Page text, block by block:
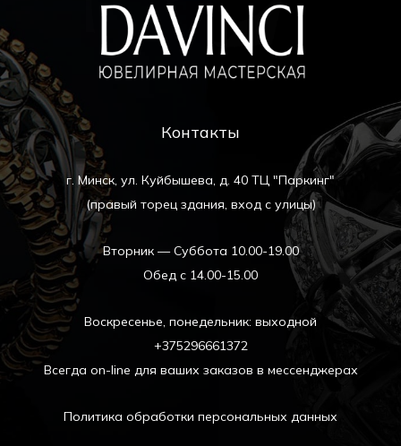
Контакты
г. Минск, ул. Куйбышева, д. 40 ТЦ "Паркинг"
(правый торец здания, вход с улицы)
Вторник — Суббота 10.00-19.00
Обед с 14.00-15.00
Воскресенье, понедельник: выходной
+375296661372
Всегда on-line для ваших заказов в мессенджерах
Политика обработки персональных данных